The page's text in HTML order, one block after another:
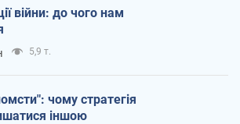
війни: до чого нам
5,9 т.
чому стратегія
іншою